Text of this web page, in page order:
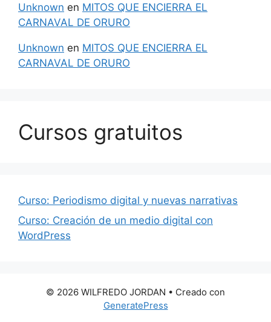
Unknown en MITOS QUE ENCIERRA EL
CARNAVAL DE ORURO
Unknown en MITOS QUE ENCIERRA EL
CARNAVAL DE ORURO
Cursos gratuitos
Curso: Periodismo digital y nuevas narrativas
Curso: Creación de un medio digital con
WordPress
© 2026 WILFREDO JORDAN • Creado con
GeneratePress